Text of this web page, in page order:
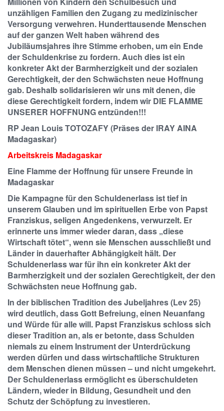
unzähligen Familien den Zugang zu medizinischer
Versorgung verwehren. Hunderttausende Menschen
auf der ganzen Welt haben während des
Jubiläumsjahres ihre Stimme erhoben, um ein Ende
der Schuldenkrise zu fordern. Auch dies ist ein
konkreter Akt der Barmherzigkeit und der sozialen
Gerechtigkeit, der den Schwächsten neue Hoffnung
gab. Deshalb solidarisieren wir uns mit denen, die
diese Gerechtigkeit fordern, indem wir DIE FLAMME
UNSERER HOFFNUNG entzünden!!!
RP Jean Louis TOTOZAFY (Präses der IRAY AINA
Madagaskar)
Arbeitskreis Madagaskar
Eine Flamme der Hoffnung für unsere Freunde in
Madagaskar
Die Kampagne für den Schuldenerlass ist tief in
unserem Glauben und im spirituellen Erbe von Papst
Franziskus, seligen Angedenkens, verwurzelt. Er
erinnerte uns immer wieder daran, dass „diese
Wirtschaft tötet“, wenn sie Menschen ausschließt und
Länder in dauerhafter Abhängigkeit hält. Der
Schuldenerlass war für ihn ein konkreter Akt der
Barmherzigkeit und der sozialen Gerechtigkeit, der den
Schwächsten neue Hoffnung gab.
In der biblischen Tradition des Jubeljahres (Lev 25)
wird deutlich, dass Gott Befreiung, einen Neuanfang
und Würde für alle will. Papst Franziskus schloss sich
dieser Tradition an, als er betonte, dass Schulden
niemals zu einem Instrument der Unterdrückung
werden dürfen und dass wirtschaftliche Strukturen
dem Menschen dienen müssen – und nicht umgekehrt.
Der Schuldenerlass ermöglicht es überschuldeten
Ländern, wieder in Bildung, Gesundheit und den
Schutz der Schöpfung zu investieren.